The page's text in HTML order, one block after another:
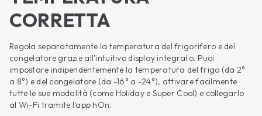
CORRETTA
Regola separatamente la temperatura del frigorifero e del
congelatore grazie all'intuitivo display integrato. Puoi
impostare indipendentemente la temperatura del frigo (da 2°
a 8°) e del congelatore (da -16° a -24°), attivare facilmente
tutte le sue modalità (come Holiday e Super Cool) e collegarlo
al Wi-Fi tramite l'app hOn.